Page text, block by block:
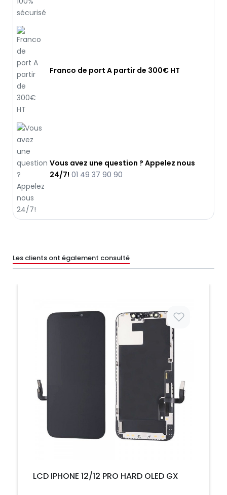
Franco de port A partir de 300€ HT
Vous avez une question ? Appelez nous
24/7! 01 49 37 90 90
Les clients ont également consulté
LCD IPHONE 12/12 PRO HARD OLED GX